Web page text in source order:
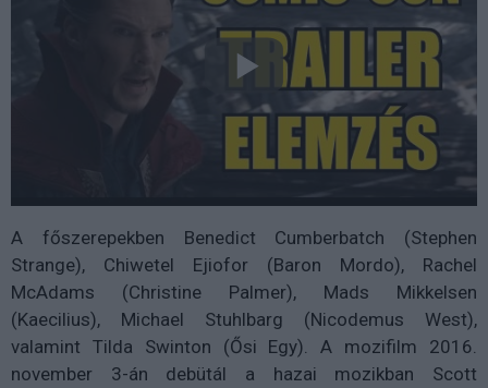
A főszerepekben Benedict Cumberbatch (Stephen
Strange), Chiwetel Ejiofor (Baron Mordo), Rachel
McAdams (Christine Palmer), Mads Mikkelsen
(Kaecilius), Michael Stuhlbarg (Nicodemus West),
valamint Tilda Swinton (Ősi Egy). A mozifilm 2016.
november 3-án debütál a hazai mozikban Scott